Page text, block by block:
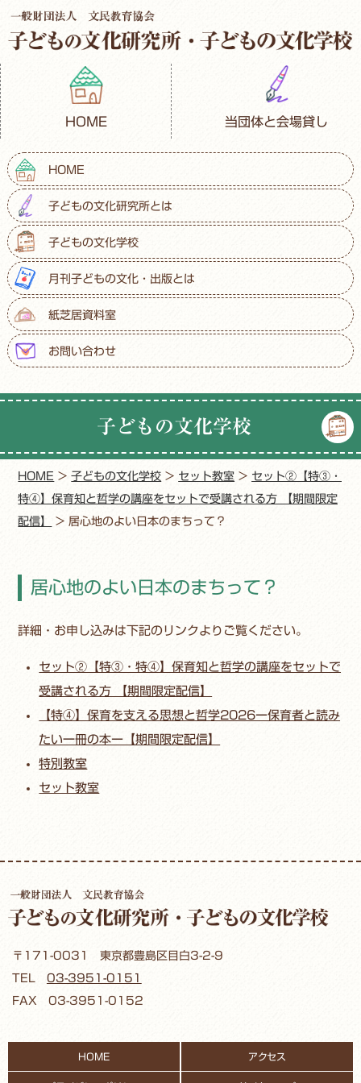
HOME 当団体と会場貸し
HOME
子どもの文化研究所とは
子どもの文化学校
月刊子どもの文化・出版とは
紙芝居資料室
お問い合わせ
子どもの文化学校
HOME >子どもの文化学校 > セット教室 > セット②【特③・
特④】保育知と哲学の講座をセットで受講される方 【期間限定
配信】
> 居心地のよい日本のまちって？
居心地のよい日本のまちって？
詳細・お申し込みは下記のリンクよりご覧ください。
セット②【特③・特④】保育知と哲学の講座をセットで
受講される方 【期間限定配信】
【特④】保育を支える思想と哲学2026ー保育者と読み
たい一冊の本ー【期間限定配信】
特別教室
セット教室
〒171-0031 東京都豊島区目白3-2-9
TEL 03-3951-0151
FAX 03-3951-0152
HOME アクセス